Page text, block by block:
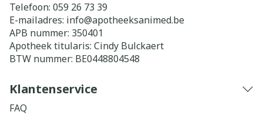
Telefoon: 059 26 73 39
E-mailadres: info@apotheeksanimed.be
APB nummer: 350401
Apotheek titularis: Cindy Bulckaert
BTW nummer: BE0448804548
Klantenservice
FAQ